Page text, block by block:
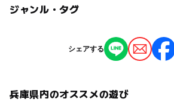
子供の料金
子供の料金詳細
けます。
ジャンル・タグ
ショッピング・グルメ
シェアする
兵庫県内のオススメの遊び